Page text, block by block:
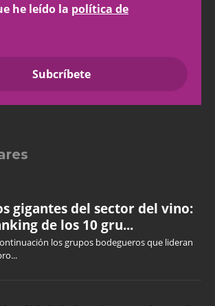
he leído la política de
gigantes del sector del vino:
de los 10 gru...
los grupos bodegueros que lideran